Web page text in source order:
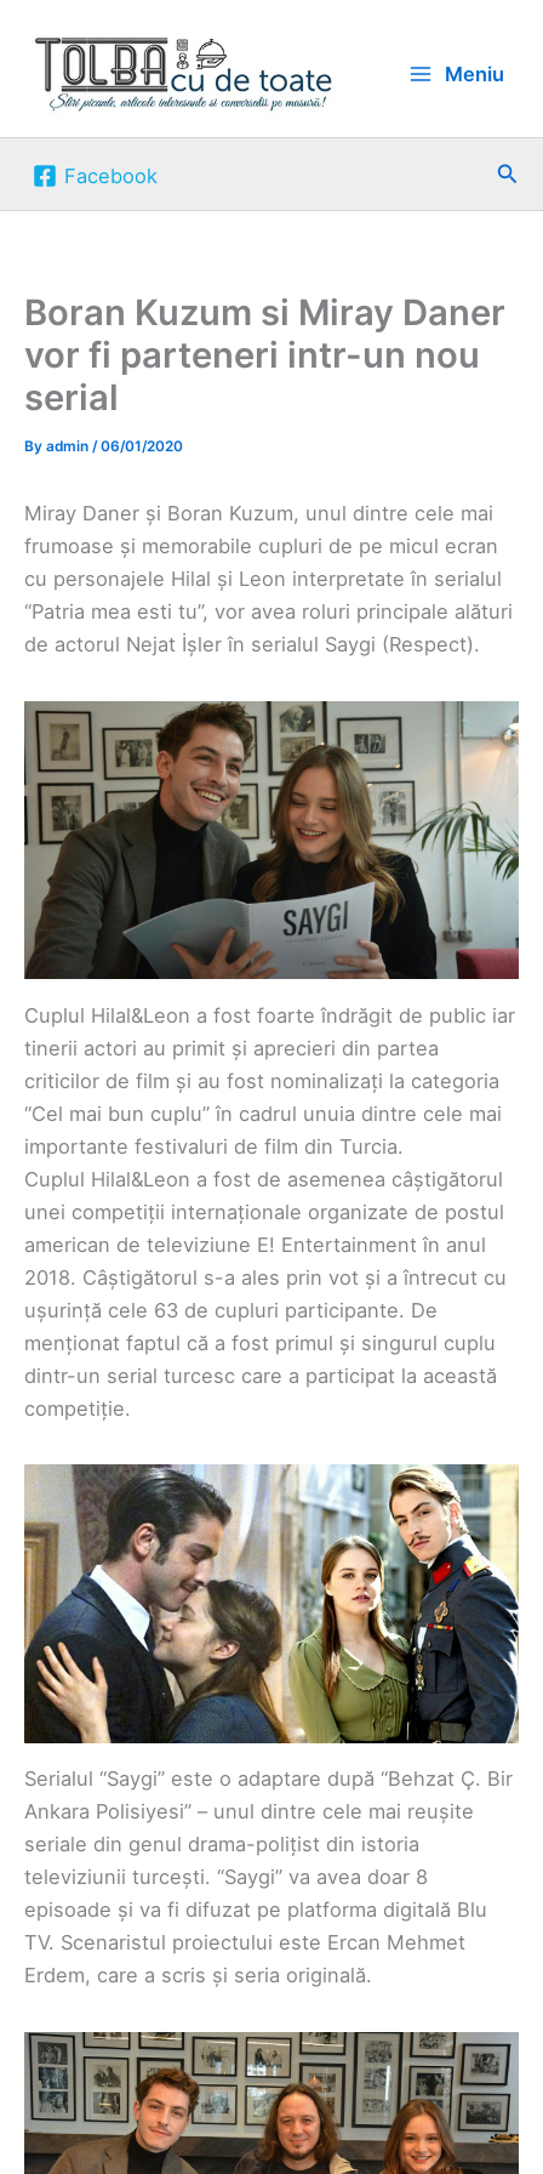
content
Meniu
Facebook
Boran Kuzum si Miray Daner
vor fi parteneri intr-un nou
serial
By admin /06/01/2020
Miray Daner și Boran Kuzum, unul dintre cele mai
frumoase și memorabile cupluri de pe micul ecran
cu personajele Hilal și Leon interpretate în serialul
“Patria mea esti tu”, vor avea roluri principale alături
de actorul Nejat İșler în serialul Saygi (Respect).
Cuplul Hilal&Leon a fost foarte îndrăgit de public iar
tinerii actori au primit și aprecieri din partea
criticilor de film și au fost nominalizați la categoria
“Cel mai bun cuplu” în cadrul unuia dintre cele mai
importante festivaluri de film din Turcia.
Cuplul Hilal&Leon a fost de asemenea câștigătorul
unei competiții internaționale organizate de postul
american de televiziune E! Entertainment în anul
2018. Câștigătorul s-a ales prin vot și a întrecut cu
ușurință cele 63 de cupluri participante. De
menționat faptul că a fost primul și singurul cuplu
dintr-un serial turcesc care a participat la această
competiție.
Serialul “Saygi” este o adaptare după “Behzat Ç. Bir
Ankara Polisiyesi” – unul dintre cele mai reușite
seriale din genul drama-polițist din istoria
televiziunii turcești. “Saygi” va avea doar 8
episoade și va fi difuzat pe platforma digitală Blu
TV. Scenaristul proiectului este Ercan Mehmet
Erdem, care a scris și seria originală.